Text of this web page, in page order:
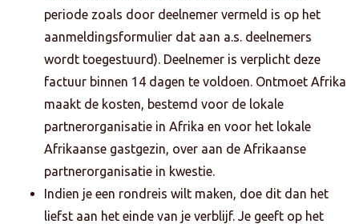
periode zoals door deelnemer vermeld is op het
aanmeldingsformulier dat aan a.s. deelnemers
wordt toegestuurd). Deelnemer is verplicht deze
factuur binnen 14 dagen te voldoen. Ontmoet Afrika
maakt de kosten, bestemd voor de lokale
partnerorganisatie in Afrika en voor het lokale
Afrikaanse gastgezin, over aan de Afrikaanse
partnerorganisatie in kwestie.
Indien je een rondreis wilt maken, doe dit dan het
liefst aan het einde van je verblijf. Je geeft op het